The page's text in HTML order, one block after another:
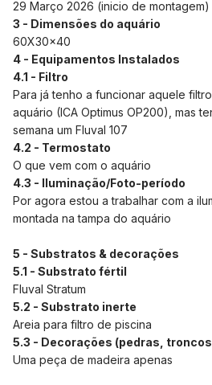
29 Março 2026 (inicio de montagem)
3 - Dimensões do aquário
60X30x40
4 - Equipamentos Instalados
4.1 - Filtro
Para já tenho a funcionar aquele
aquário (ICA Optimus OP200), mas
semana um Fluval 107
4.2 - Termostato
O que vem com o aquário
4.3 - Iluminação/Foto-período
Por agora estou a trabalhar com a
montada na tampa do aquário
5 - Substratos & decorações
5.1 - Substrato fértil
Fluval Stratum
5.2 - Substrato inerte
Areia para filtro de piscina
5.3 - Decorações (pedras,
Uma peça de madeira apenas